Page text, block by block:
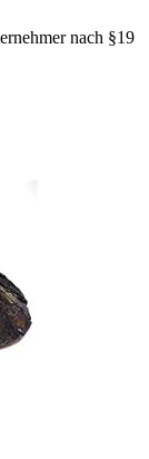
nach §19